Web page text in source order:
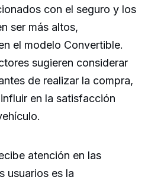
con el seguro y los
ser más altos,
el modelo Convertible.
sugieren considerar
de realizar la compra,
en la satisfacción
atención en las
usuarios es la